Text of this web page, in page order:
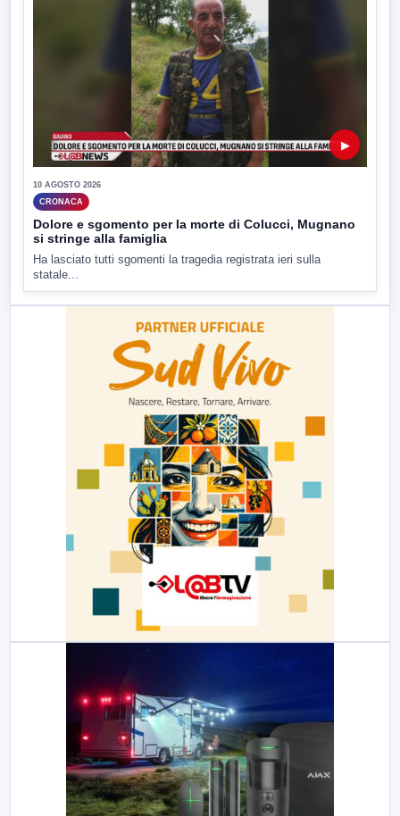
▶
10 AGOSTO 2026
CRONACA
Dolore e sgomento per la morte di Colucci, Mugnano
si stringe alla famiglia
Ha lasciato tutti sgomenti la tragedia registrata ieri sulla
statale...